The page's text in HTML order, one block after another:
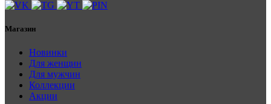
Магазин
Новинки
Для женщин
Для мужчин
Коллекции
Акции